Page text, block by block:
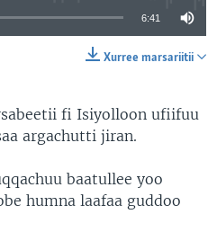
6:41
Xurree marsariitii
fi Isiyolloon ufiifuu
argachutti jiran.
baatullee yoo
humna laafaa guddoo